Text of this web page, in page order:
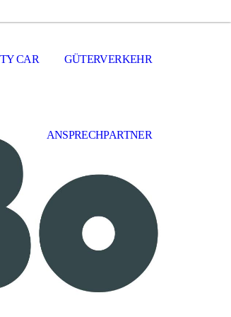
CAR GÜTERVERKEHR
ANSPRECHPARTNER